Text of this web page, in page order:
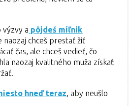
výzvy a pôjdeš míľnik
naozaj chceš prestať žiť
čas, ale chceš vedieť, čo
naozaj kvalitného muža získať
hneď teraz, aby neušlo